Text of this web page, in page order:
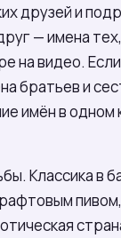
друзей и
— имена
на видео.
братьев и
имён в одном
Классика в